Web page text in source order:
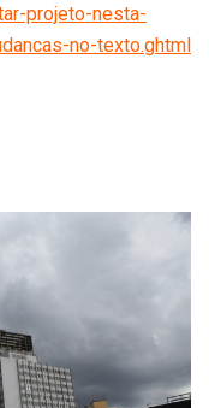
projeto-nesta-
no-texto.ghtml